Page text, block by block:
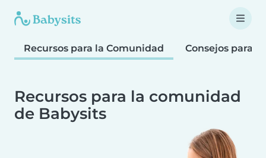
Recursos para la Comunidad Consejos para
Recursos para la comunidad
de Babysits